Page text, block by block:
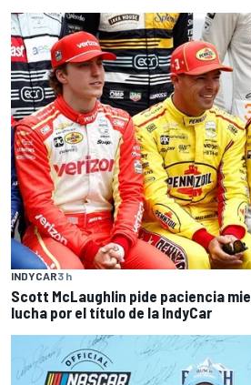
INDYCAR3 h
Scott McLaughlin pide paciencia
lucha por el título de la IndyCar